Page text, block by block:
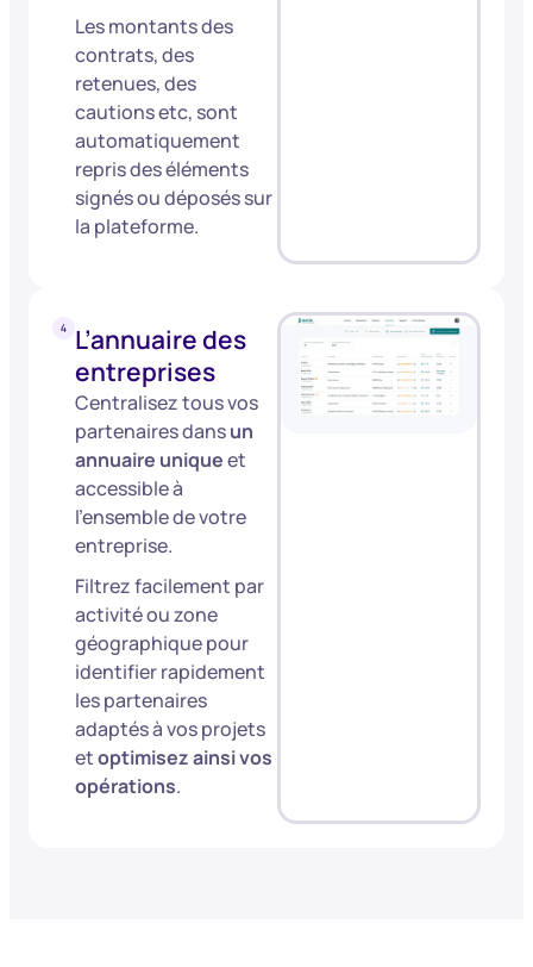
Les montants des
contrats, des
retenues, des
cautions etc, sont
automatiquement
repris des éléments
signés ou déposés sur
la plateforme.
L’annuaire des
entreprises
Centralisez tous vos
partenaires dansun
annuaire uniqueet
accessible à
l’ensemble de votre
entreprise.
Filtrez facilement par
activité ou zone
géographique pour
identifier rapidement
les partenaires
adaptés à vos projets
etoptimisez ainsi vos
opérations.